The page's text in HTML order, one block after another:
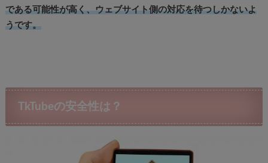
である可能性が高く、ウェブサイト側の対応を待つしかないよ
うです。
TkTubeの安全性は？